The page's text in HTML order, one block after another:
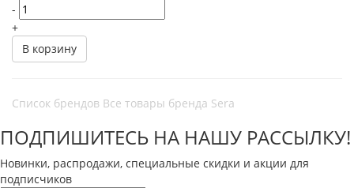
-
+
В корзину
Список брендов Все товары бренда Sera
ПОДПИШИТЕСЬ НА НАШУ РАССЫЛКУ!
Новинки, распродажи, специальные скидки и акции для
подписчиков